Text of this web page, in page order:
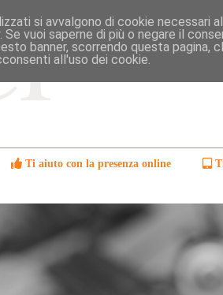
Ti aiuto con la presenza online
si avvalgono di cookie necessari
vuoi saperne di più o negare il
banner, scorrendo questa pagina,
all'uso dei cookie.